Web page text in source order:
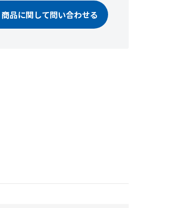
商品に関して問い合わせる